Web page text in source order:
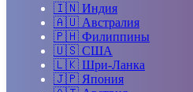
🇮🇳 Индия
🇦🇺 Австралия
🇵🇭 Филиппины
🇺🇸 США
🇱🇰 Шри-Ланка
🇯🇵 Япония